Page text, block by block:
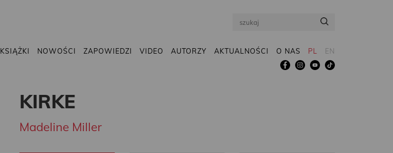
Search
KSIĄŻKI NOWOŚCI ZAPOWIEDZI VIDEO AUTORZY AKTUALNOŚCI O NAS PL EN
KIRKE
Madeline Miller